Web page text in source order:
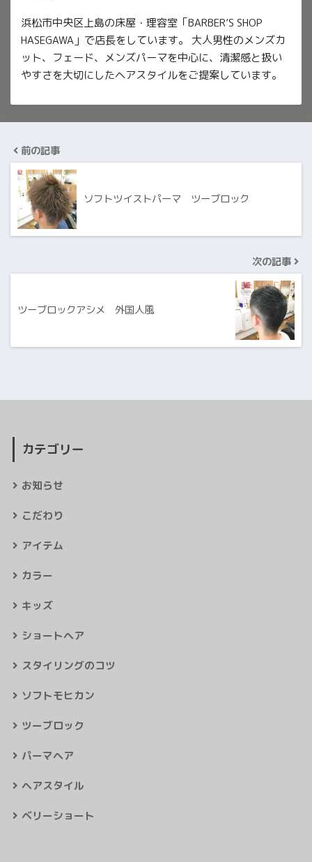
浜松市中央区上島の床屋・理容室「BARBER’S SHOP
HASEGAWA」で店長をしています。 大人男性のメンズカ
ット、フェード、メンズパーマを中心に、清潔感と扱い
やすさを大切にしたヘアスタイルをご提案しています。
前の記事
ソフトツイストパーマ ツーブロック
次の記事
ツーブロックアシメ 外国人風
カテゴリー
お知らせ
こだわり
アイテム
カラー
キッズ
ショートヘア
スタイリングのコツ
ソフトモヒカン
ツーブロック
パーマヘア
ヘアスタイル
ベリーショート